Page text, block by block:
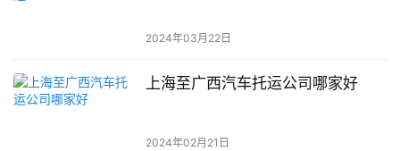
2024年03月22日
上海至广西汽车托运公司哪家好
2024年02月21日